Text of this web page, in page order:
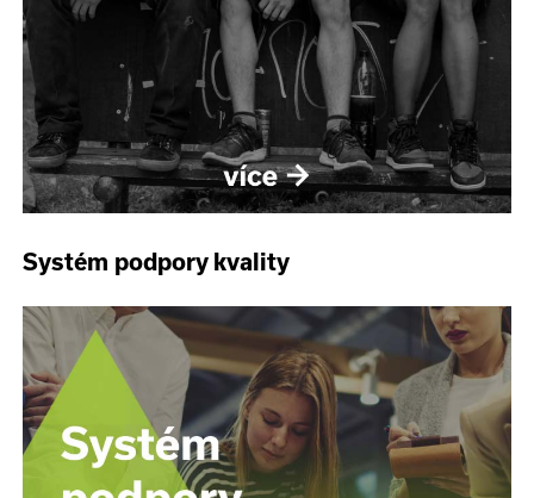
Systém podpory kvality